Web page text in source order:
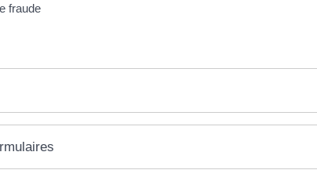
fraude